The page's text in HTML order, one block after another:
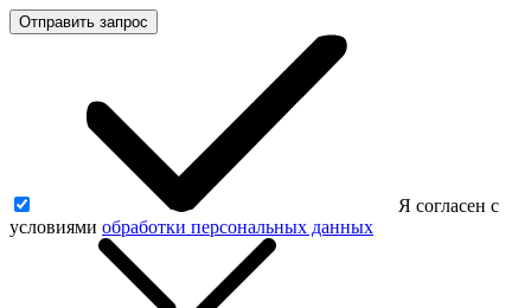
Отправить запрос
Я согласен с
условиями обработки персональных данных